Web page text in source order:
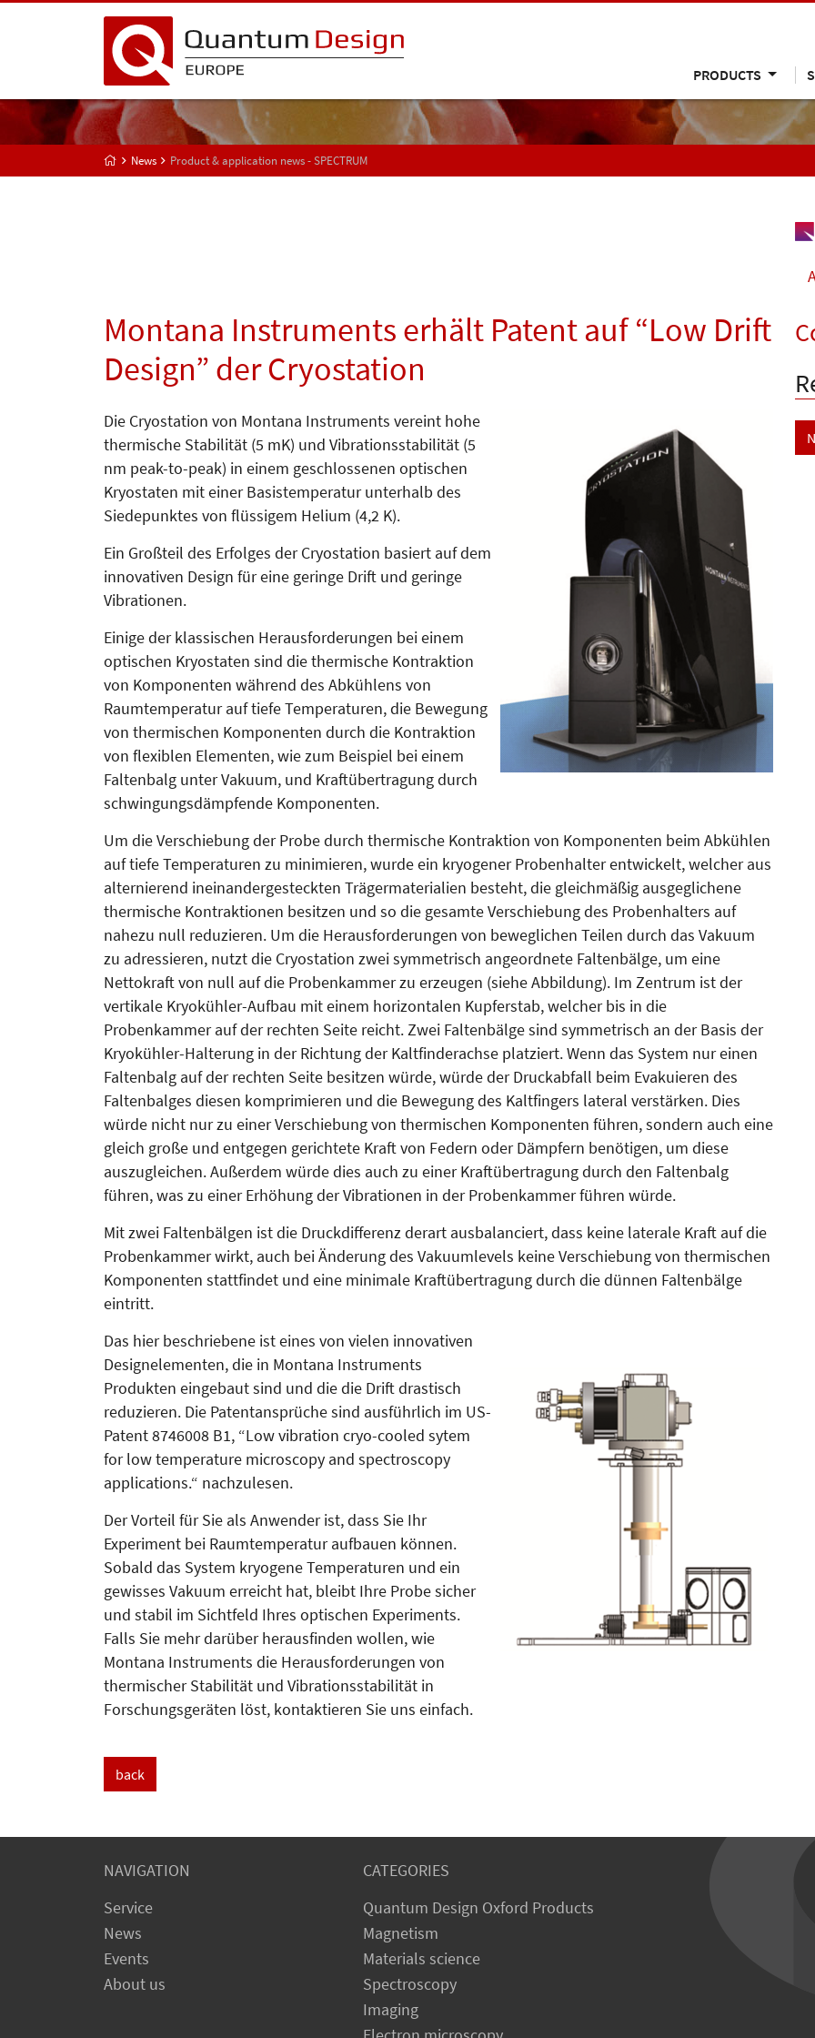
PRODUCTS
News Product & application news - SPECTRUM
Montana Instruments erhält Patent auf “Low Drift
Design” der Cryostation
Die Cryostation von Montana Instruments vereint hohe
thermische Stabilität (5 mK) und Vibrationsstabilität (5
nm peak-to-peak) in einem geschlossenen optischen
Kryostaten mit einer Basistemperatur unterhalb des
Siedepunktes von flüssigem Helium (4,2 K).
Ein Großteil des Erfolges der Cryostation basiert auf dem
innovativen Design für eine geringe Drift und geringe
Vibrationen.
Einige der klassischen Herausforderungen bei einem
optischen Kryostaten sind die thermische Kontraktion
von Komponenten während des Abkühlens von
Raumtemperatur auf tiefe Temperaturen, die Bewegung
von thermischen Komponenten durch die Kontraktion
von flexiblen Elementen, wie zum Beispiel bei einem
Faltenbalg unter Vakuum, und Kraftübertragung durch
schwingungsdämpfende Komponenten.
Um die Verschiebung der Probe durch thermische Kontraktion von Komponenten beim Abkühlen
auf tiefe Temperaturen zu minimieren, wurde ein kryogener Probenhalter entwickelt, welcher aus
alternierend ineinandergesteckten Trägermaterialien besteht, die gleichmäßig ausgeglichene
thermische Kontraktionen besitzen und so die gesamte Verschiebung des Probenhalters auf
nahezu null reduzieren. Um die Herausforderungen von beweglichen Teilen durch das Vakuum
zu adressieren, nutzt die Cryostation zwei symmetrisch angeordnete Faltenbälge, um eine
Nettokraft von null auf die Probenkammer zu erzeugen (siehe Abbildung). Im Zentrum ist der
vertikale Kryokühler-Aufbau mit einem horizontalen Kupferstab, welcher bis in die
Probenkammer auf der rechten Seite reicht. Zwei Faltenbälge sind symmetrisch an der Basis der
Kryokühler-Halterung in der Richtung der Kaltfinderachse platziert. Wenn das System nur einen
Faltenbalg auf der rechten Seite besitzen würde, würde der Druckabfall beim Evakuieren des
Faltenbalges diesen komprimieren und die Bewegung des Kaltfingers lateral verstärken. Dies
würde nicht nur zu einer Verschiebung von thermischen Komponenten führen, sondern auch eine
gleich große und entgegen gerichtete Kraft von Federn oder Dämpfern benötigen, um diese
auszugleichen. Außerdem würde dies auch zu einer Kraftübertragung durch den Faltenbalg
führen, was zu einer Erhöhung der Vibrationen in der Probenkammer führen würde.
Mit zwei Faltenbälgen ist die Druckdifferenz derart ausbalanciert, dass keine laterale Kraft auf die
Probenkammer wirkt, auch bei Änderung des Vakuumlevels keine Verschiebung von thermischen
Komponenten stattfindet und eine minimale Kraftübertragung durch die dünnen Faltenbälge
eintritt.
Das hier beschriebene ist eines von vielen innovativen
Designelementen, die in Montana Instruments
Produkten eingebaut sind und die die Drift drastisch
reduzieren. Die Patentansprüche sind ausführlich im US-
Patent 8746008 B1, “Low vibration cryo-cooled sytem
for low temperature microscopy and spectroscopy
applications.“ nachzulesen.
Der Vorteil für Sie als Anwender ist, dass Sie Ihr
Experiment bei Raumtemperatur aufbauen können.
Sobald das System kryogene Temperaturen und ein
gewisses Vakuum erreicht hat, bleibt Ihre Probe sicher
und stabil im Sichtfeld Ihres optischen Experiments.
Falls Sie mehr darüber herausfinden wollen, wie
Montana Instruments die Herausforderungen von
thermischer Stabilität und Vibrationsstabilität in
Forschungsgeräten löst, kontaktieren Sie uns einfach.
back
NAVIGATION
Service
News
Events
About us
CATEGORIES
Quantum Design Oxford Products
Magnetism
Materials science
Spectroscopy
Imaging